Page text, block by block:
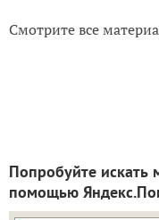
Смотрите все
Попробуйте искать
помощью